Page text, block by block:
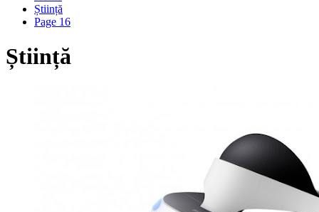
Știință
Page 16
Știință